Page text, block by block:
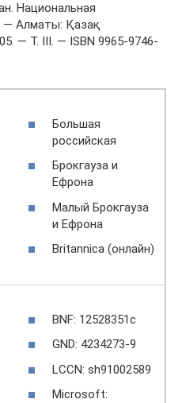
Национальная
— Алматы: Қазақ
— Т. III. — ISBN 9965-9746-
Большая
российская
Брокгауза и
Ефрона
Малый Брокгауза
и Ефрона
Britannica (онлайн)
BNF: 12528351c
GND: 4234273-9
LCCN: sh91002589
Microsoft: